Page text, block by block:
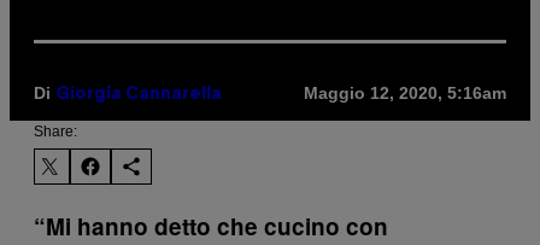
Di Giorgia Cannarella Maggio 12, 2020, 5:16am
Share:
“Mi hanno detto che cucino con